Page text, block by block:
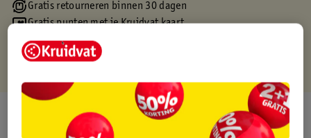
Gratis retourneren binnen 30 dagen
Gratis punten met je Kruidvat kaart
Over dit product